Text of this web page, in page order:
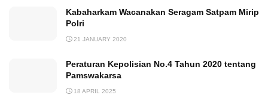
Kabaharkam Wacanakan Seragam Satpam Mirip
Polri
21 JANUARY 2020
Peraturan Kepolisian No.4 Tahun 2020 tentang
Pamswakarsa
18 APRIL 2025